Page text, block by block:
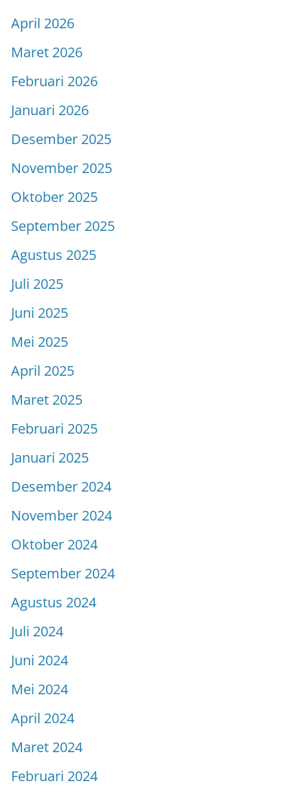
April 2026
Maret 2026
Februari 2026
Januari 2026
Desember 2025
November 2025
Oktober 2025
September 2025
Agustus 2025
Juli 2025
Juni 2025
Mei 2025
April 2025
Maret 2025
Februari 2025
Januari 2025
Desember 2024
November 2024
Oktober 2024
September 2024
Agustus 2024
Juli 2024
Juni 2024
Mei 2024
April 2024
Maret 2024
Februari 2024